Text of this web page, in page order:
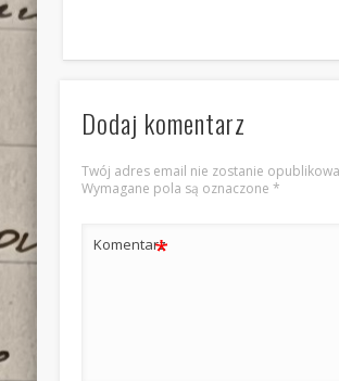
Dodaj komentarz
Twój adres email nie zostanie
Wymagane pola są oznaczone *
Komentarz
*